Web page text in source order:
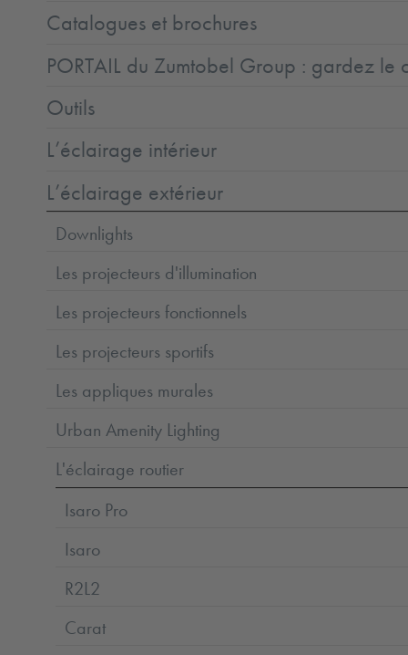
Catalogues et brochures
PORTAIL du Zumtobel Group : gardez le
Outils
L’éclairage intérieur
L’éclairage extérieur
Downlights
Les projecteurs d'illumination
Les projecteurs fonctionnels
Les projecteurs sportifs
Les appliques murales
Urban Amenity Lighting
L'éclairage routier
Isaro Pro
Isaro
R2L2
Carat